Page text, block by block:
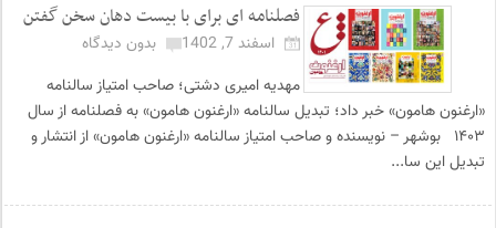
فصلنامه ای برای با بیست دهان سخن گفتن
اسفند 7, 1402
بدون دیدگاه
مهدیه امیری دشتی؛ صاحب امتیاز سالنامه
«ارغنون هامون» خبر داد؛ تبدیل سالنامه «ارغنون هامون» به فصلنامه از سال
۱۴۰۳ بوشهر – نویسنده و صاحب امتیاز سالنامه «ارغنون هامون» از انتشار و
تبدیل این سا...